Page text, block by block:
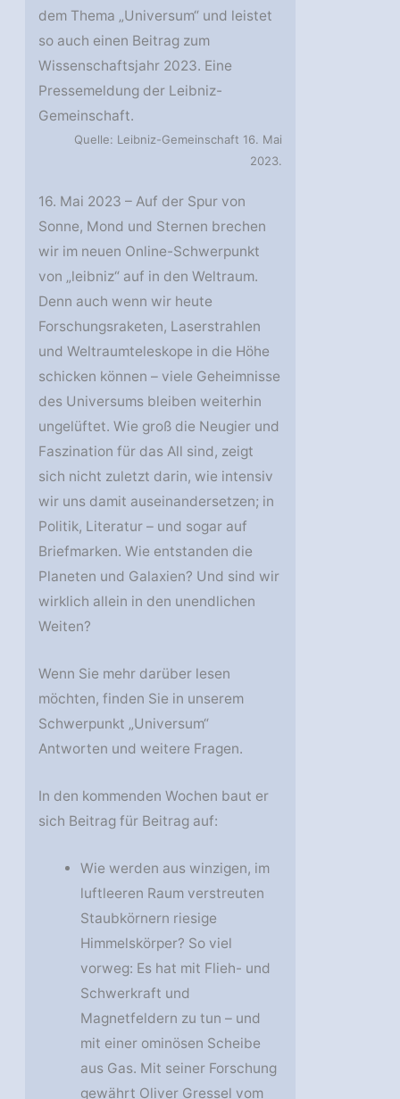
dem Thema „Universum“ und leistet
so auch einen Beitrag zum
Wissenschaftsjahr 2023. Eine
Pressemeldung der Leibniz-
Gemeinschaft.
Quelle: Leibniz-Gemeinschaft 16. Mai
2023.
16. Mai 2023 – Auf der Spur von
Sonne, Mond und Sternen brechen
wir im neuen Online-Schwerpunkt
von „leibniz“ auf in den Weltraum.
Denn auch wenn wir heute
Forschungsraketen, Laserstrahlen
und Weltraumteleskope in die Höhe
schicken können – viele Geheimnisse
des Universums bleiben weiterhin
ungelüftet. Wie groß die Neugier und
Faszination für das All sind, zeigt
sich nicht zuletzt darin, wie intensiv
wir uns damit auseinandersetzen; in
Politik, Literatur – und sogar auf
Briefmarken. Wie entstanden die
Planeten und Galaxien? Und sind wir
wirklich allein in den unendlichen
Weiten?
Wenn Sie mehr darüber lesen
möchten, finden Sie in unserem
Schwerpunkt „Universum“
Antworten und weitere Fragen.
In den kommenden Wochen baut er
sich Beitrag für Beitrag auf:
Wie werden aus winzigen, im
luftleeren Raum verstreuten
Staubkörnern riesige
Himmelskörper? So viel
vorweg: Es hat mit Flieh- und
Schwerkraft und
Magnetfeldern zu tun – und
mit einer ominösen Scheibe
aus Gas. Mit seiner Forschung
gewährt Oliver Gressel vom